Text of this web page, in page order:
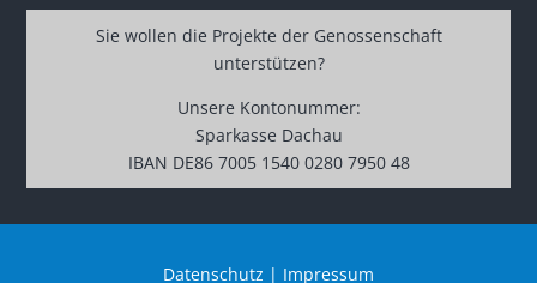
Sie wollen die Projekte der Genossenschaft
unterstützen?
Unsere Kontonummer:
Sparkasse Dachau
IBAN DE86 7005 1540 0280 7950 48
Datenschutz | Impressum